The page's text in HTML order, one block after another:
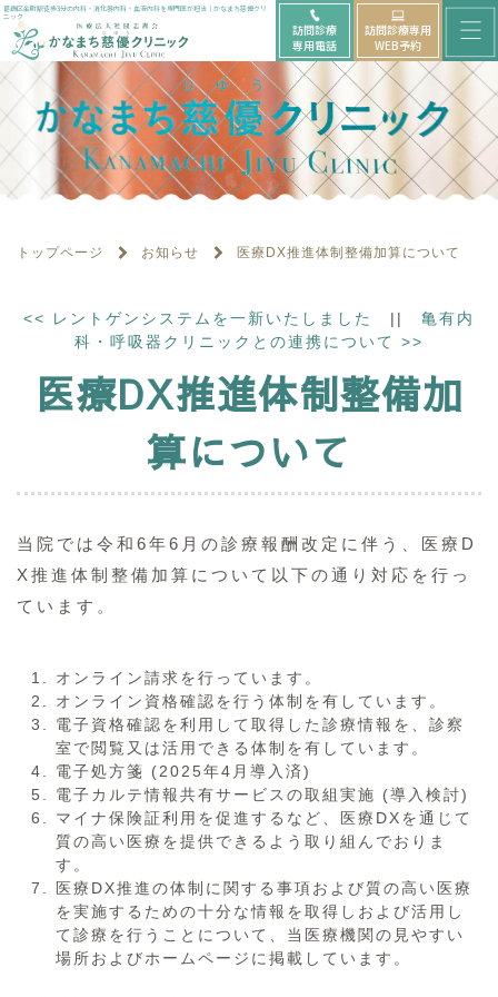
葛飾区金町駅徒歩3分の内科・消化器内科・血液内科を専門医が担当｜かなまち慈優クリ
ニック
訪問診療
専用電話
訪問診療専用
WEB予約
メ
ニ
ュ
ー
を
開
く
トップページ お知らせ 医療DX推進体制整備加算について
<< レントゲンシステムを一新いたしました || 亀有内
科・呼吸器クリニックとの連携について >>
医療DX推進体制整備加
算について
当院では令和6年6月の診療報酬改定に伴う、医療D
X推進体制整備加算について以下の通り対応を行っ
ています。
オンライン請求を行っています。
オンライン資格確認を行う体制を有しています。
電子資格確認を利用して取得した診療情報を、診察
室で閲覧又は活用できる体制を有しています。
電子処方箋 (2025年4月導入済)
電子カルテ情報共有サービスの取組実施 (導入検討)
マイナ保険証利用を促進するなど、医療DXを通じて
質の高い医療を提供できるよう取り組んでおりま
す。
医療DX推進の体制に関する事項および質の高い医療
を実施するための十分な情報を取得しおよび活用し
て診療を行うことについて、当医療機関の見やすい
場所およびホームページに掲載しています。